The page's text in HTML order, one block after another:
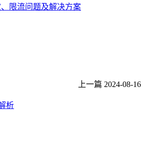
限流问题及解决方案
上一篇 2024-08-16
析